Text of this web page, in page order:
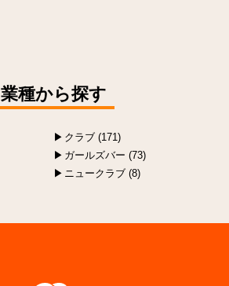
業種から探す
クラブ (171)
ガールズバー (73)
ニュークラブ (8)